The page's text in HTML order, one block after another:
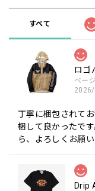
すべて
ベー
丁寧に梱包されて
梱して良かったで
ら、よろしくお願い
Drip